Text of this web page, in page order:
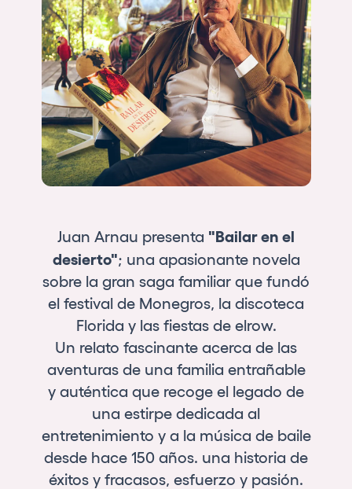
Who we are
Do you want to work with us?
elrow News
Follow us on tiktok
Follow us on facebook
Follow us on instagram
Follow us on twitter
Follow us on linkedin
Follow us on youtube
Legal NoticeJuan Arnau presenta "Bailar en el
desierto"; una apasionante novela
sobre la gran saga familiar que fundó
el festival de Monegros, la discoteca
Florida y las fiestas de elrow.
Un relato fascinante acerca de las
aventuras de una familia entrañable
y auténtica que recoge el legado de
una estirpe dedicada al
entretenimiento y a la música de baile
desde hace 150 años. una historia de
éxitos y fracasos, esfuerzo y pasión.